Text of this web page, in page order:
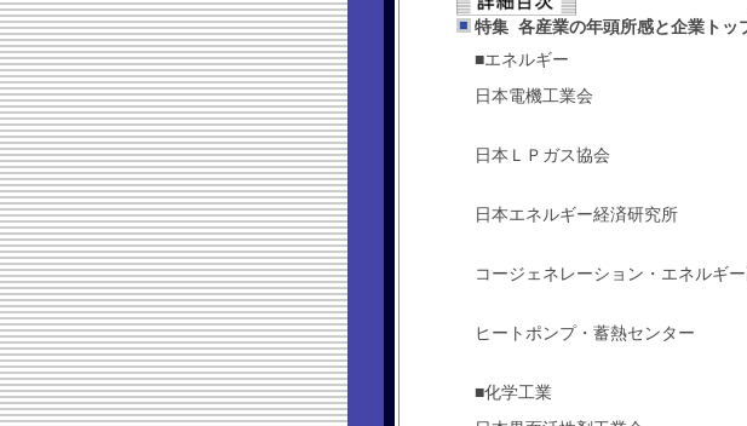
特集 各産業の年頭所感と企業トッ
■エネルギー
日本電機工業会
日本ＬＰガス協会
日本エネルギー経済研究所
コージェネレーション・エネルギ
ヒートポンプ・蓄熱センター
■化学工業